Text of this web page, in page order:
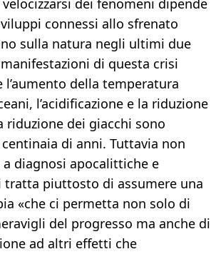
velocizzarsi dei fenomeni dipende
connessi allo sfrenato
sulla natura negli ultimi due
di questa crisi
l’aumento della temperatura
l’acidificazione e la riduzione
riduzione dei giacchi sono
di anni. Tuttavia non
a diagnosi apocalittiche e
tratta piuttosto di assumere una
«che ci permetta non solo di
del progresso ma anche di
ad altri effetti che